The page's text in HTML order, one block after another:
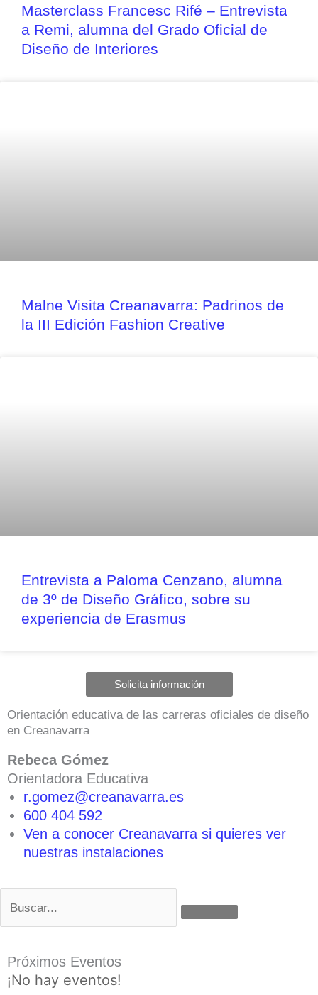
Masterclass Francesc Rifé – Entrevista
a Remi, alumna del Grado Oficial de
Diseño de Interiores
Malne Visita Creanavarra: Padrinos de
la III Edición Fashion Creative
Entrevista a Paloma Cenzano, alumna
de 3º de Diseño Gráfico, sobre su
experiencia de Erasmus
Solicita información
Orientación educativa de las carreras oficiales de diseño
en Creanavarra
Rebeca Gómez
Orientadora Educativa
r.gomez@creanavarra.es
600 404 592
Ven a conocer Creanavarra si quieres ver
nuestras instalaciones
Próximos Eventos
¡No hay eventos!